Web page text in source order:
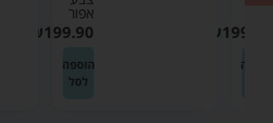
₪
אפור
₪199.90
הוספה